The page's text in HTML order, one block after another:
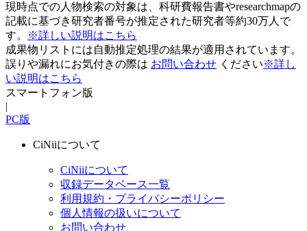
現時点での人物検索の対象は、科研費報告書やresearchmapの
記載に基づき研究者番号が推定された研究者等約30万人で
す。
※詳しい説明はこちら
成果物リストには自動推定処理の結果が適用されています。
誤りや漏れにお気付きの際は お問い合わせ ください※詳し
い説明はこちら
スマートフォン版
|
PC版
CiNiiについて
CiNiiについて
収録データベース一覧
利用規約・プライバシーポリシー
個人情報の扱いについて
お問い合わせ